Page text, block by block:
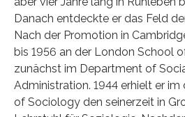
Danach entdeckte er das Feld
Nach der Promotion in
bis 1956 an der London School
zunächst im Department of
Administration. 1944 erhielt er
of Sociology den seinerzeit in